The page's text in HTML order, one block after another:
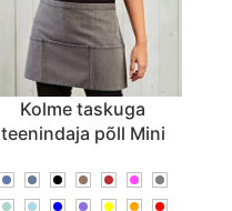
Kolme taskuga
teenindaja põll Mini